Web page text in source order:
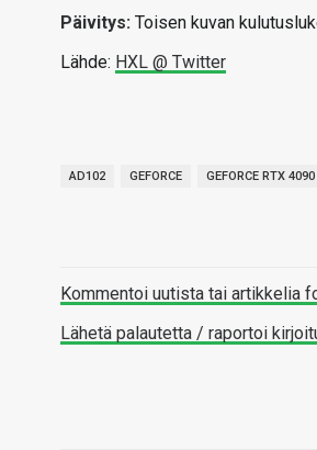
Päivitys: Toisen kuvan
Lähde: HXL @ Twitter
AD102 GEFORCE GEFORCE RTX 4090
Kommentoi uutista tai artikkelia
Lähetä palautetta / raportoi